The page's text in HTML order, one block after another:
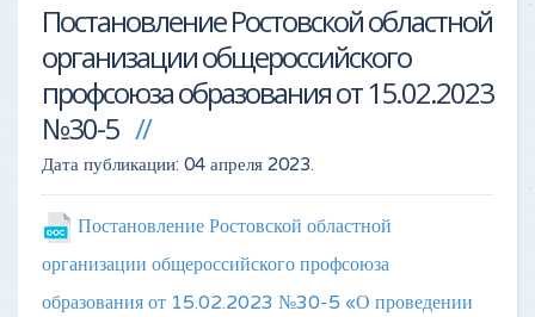
Постановление Ростовской областной
организации общероссийского
профсоюза образования от 15.02.2023
№30-5
Дата публикации: 04 апреля 2023.
Постановление Ростовской областной
организации общероссийского профсоюза
образования от 15.02.2023 №30-5 «О проведении